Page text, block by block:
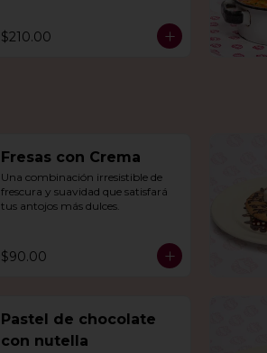
$210.00
Fresas con Crema
Una combinación irresistible de
frescura y suavidad que satisfará
tus antojos más dulces.
$90.00
Pastel de chocolate
con nutella